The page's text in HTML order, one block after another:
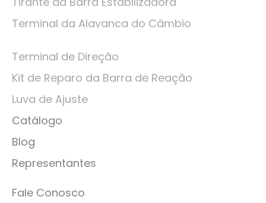
Terminal da Alavanca do Câmbio
Terminal de Direção
Kit de Reparo da Barra de Reação
Luva de Ajuste
Catálogo
Blog
Representantes
Fale Conosco